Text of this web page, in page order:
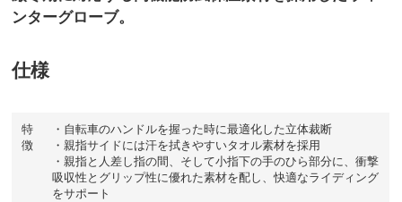
ンターグローブ。
仕様
特
徴
・自転車のハンドルを握った時に最適化した立体裁断
・親指サイドには汗を拭きやすいタオル素材を採用
・親指と人差し指の間、そして小指下の手のひら部分に、衝撃
吸収性とグリップ性に優れた素材を配し、快適なライディング
をサポート